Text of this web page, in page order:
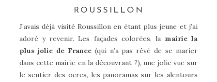
ROUSSILLON
J’avais déjà visité Roussillon en étant plus jeune et j’ai
adoré y revenir. Les façades colorées, la mairie la
plus jolie de France(qui n’a pas rêvé de se marier
dans cette mairie en la découvrant ?), une jolie vue sur
le sentier des ocres, les panoramas sur les alentours